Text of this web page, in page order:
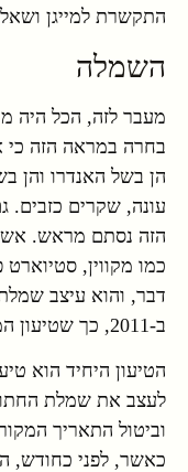
התקשרת למייגן
השמלה
מעבר לזה, הכל היה
בחרה במראה הזה
הן בשל האנדרו והן
עונה, שקרים כזבים.
הזה נסתם מראש.
כמו מקווין,
דבר, והוא עיצב
ב-2011, כך שטיעון המעצב גם הוא נשמט.
הטיעון היחיד הוא
לעצב את שמלת
וביטול התאריך
כאשר, לפני כחודש,